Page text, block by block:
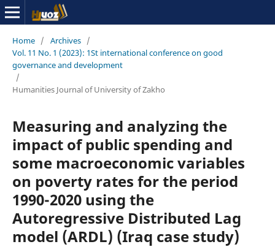
Home / Archives /
Vol. 11 No. 1 (2023): 1St international conference on good
governance and development
/
Humanities Journal of University of Zakho
Measuring and analyzing the
impact of public spending and
some macroeconomic variables
on poverty rates for the period
1990-2020 using the
Autoregressive Distributed Lag
model (ARDL) (Iraq case study)